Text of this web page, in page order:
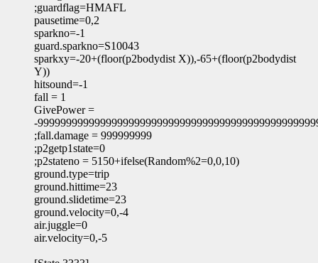
;guardflag=HMAFL
pausetime=0,2
sparkno=-1
guard.sparkno=S10043
sparkxy=-20+(floor(p2bodydist X)),-65+(floor(p2bodydist
Y))
hitsound=-1
fall = 1
GivePower =
-
;fall.damage = 999999999
;p2getp1state=0
;p2stateno = 5150+ifelse(Random%2=0,0,10)
ground.type=trip
ground.hittime=23
ground.slidetime=23
ground.velocity=0,-4
air.juggle=0
air.velocity=0,-5